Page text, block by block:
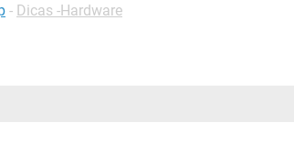
- Dicas -Hardware